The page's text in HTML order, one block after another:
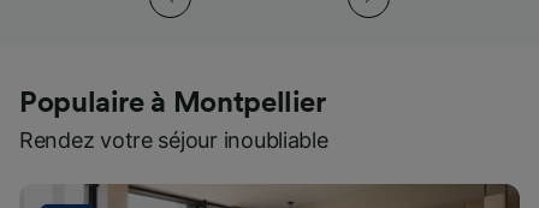
Populaire à Montpellier
Rendez votre séjour inoubliable